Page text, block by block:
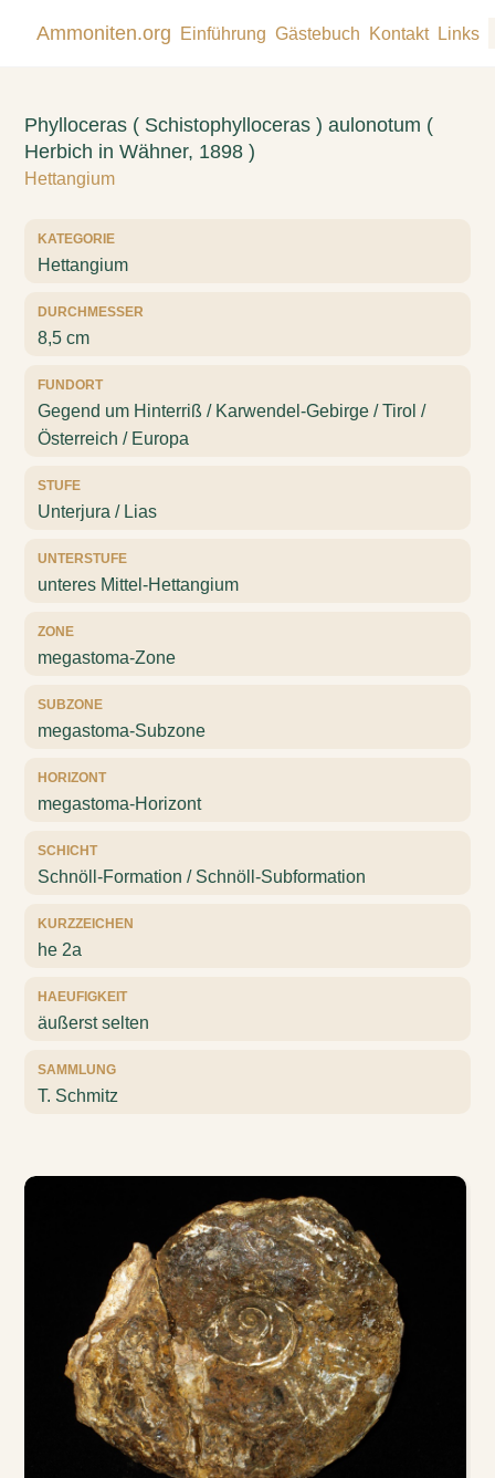
Ammoniten.org Einführung Gästebuch Kontakt Links
Phylloceras ( Schistophylloceras ) aulonotum (
Herbich in Wähner, 1898 )
Hettangium
KATEGORIE
Hettangium
DURCHMESSER
8,5 cm
FUNDORT
Gegend um Hinterriß / Karwendel-Gebirge / Tirol /
Österreich / Europa
STUFE
Unterjura / Lias
UNTERSTUFE
unteres Mittel-Hettangium
ZONE
megastoma-Zone
SUBZONE
megastoma-Subzone
HORIZONT
megastoma-Horizont
SCHICHT
Schnöll-Formation / Schnöll-Subformation
KURZZEICHEN
he 2a
HAEUFIGKEIT
äußerst selten
SAMMLUNG
T. Schmitz